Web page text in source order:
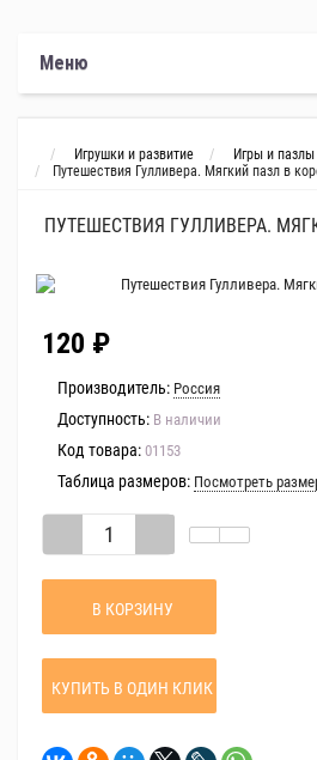
Меню
Игрушки и развитие Игры и пазлы
Путешествия Гулливера. Мягкий пазл в
ПУТЕШЕСТВИЯ ГУЛЛИВЕРА.
120 ₽
Производитель: Россия
Доступность: В наличии
Код товара: 01153
Таблица размеров: Посмотреть
В КОРЗИНУ
КУПИТЬ В ОДИН КЛИК